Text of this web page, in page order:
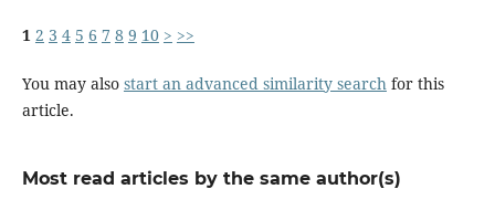
1 2 3 4 5 6 7 8 9 10 > >>
You may also start an advanced similarity searchfor this
article.
Most read articles by the same author(s)